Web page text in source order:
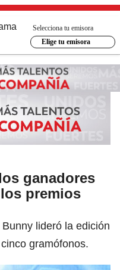
Selecciona tu emisora
Elige tu emisora
ganadores
premios
lideró la edición
gramófonos.